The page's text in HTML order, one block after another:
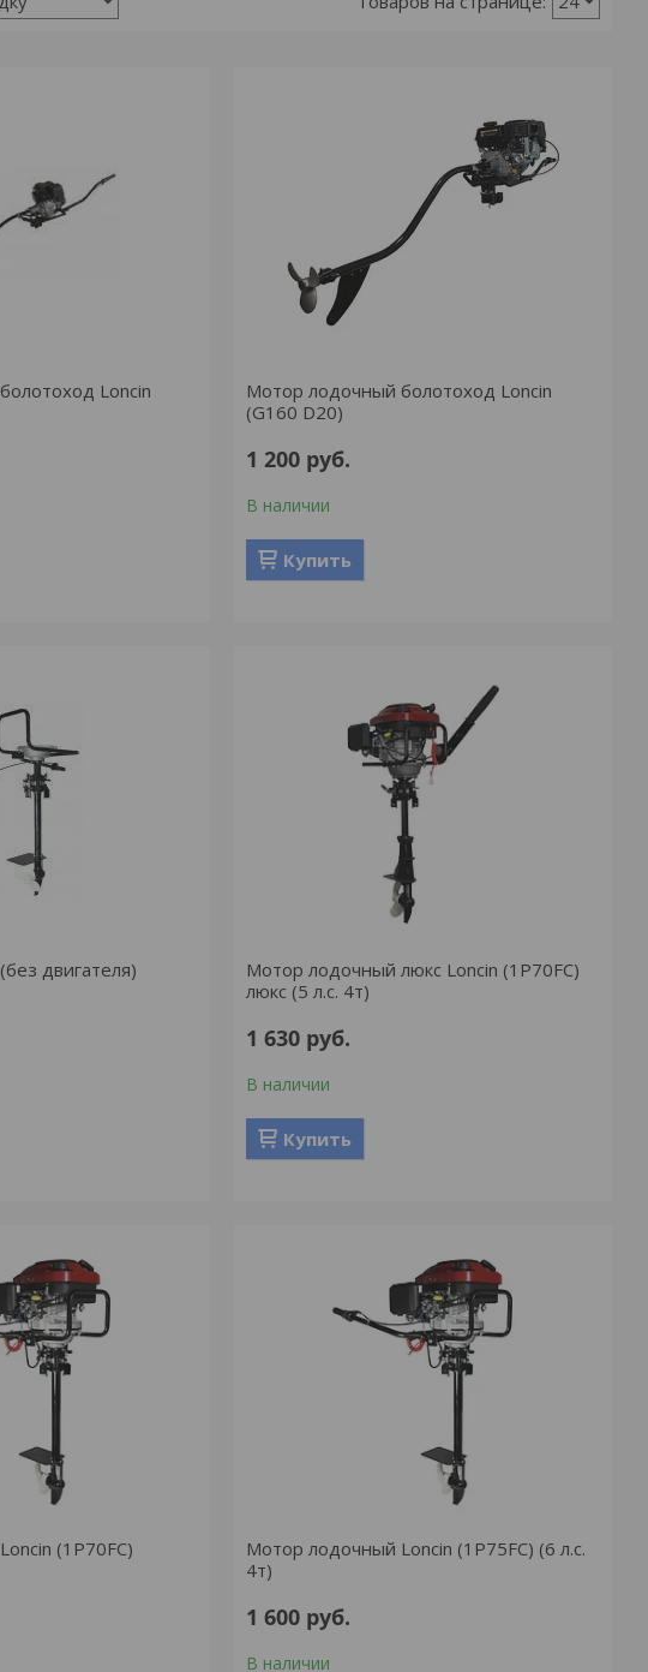
Loncin
Мотор лодочный болотоход Loncin
(G160 D20)
1 200 руб.
В наличии
Купить
двигателя)
Мотор лодочный люкс Loncin (1P70FC)
люкс (5 л.с. 4т)
1 630 руб.
В наличии
Купить
(1P70FC)
Мотор лодочный Loncin (1P75FC) (6 л.с.
4т)
1 600 руб.
В наличии